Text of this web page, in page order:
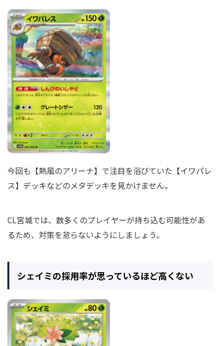
今回も【熱風のアリーナ】で注目を浴びていた【イワパレ
ス】デッキなどのメタデッキを見かけません。
CL宮城では、数多くのプレイヤーが持ち込む可能性があ
るため、対策を怠らないようにしましょう。
シェイミの採用率が思っているほど高くない